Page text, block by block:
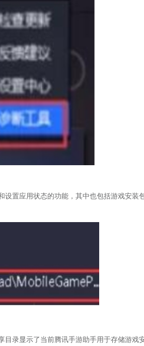
设置应用状态的功能，其中也包括游戏安装
目录显示了当前腾讯手游助手用于存储游戏